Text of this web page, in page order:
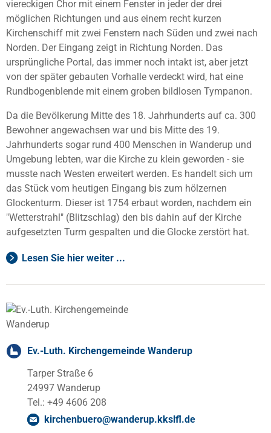
viereckigen Chor mit einem Fenster in jeder der drei
möglichen Richtungen und aus einem recht kurzen
Kirchenschiff mit zwei Fenstern nach Süden und zwei nach
Norden. Der Eingang zeigt in Richtung Norden. Das
ursprüngliche Portal, das immer noch intakt ist, aber jetzt
von der später gebauten Vorhalle verdeckt wird, hat eine
Rundbogenblende mit einem groben bildlosen Tympanon.
Da die Bevölkerung Mitte des 18. Jahrhunderts auf ca. 300
Bewohner angewachsen war und bis Mitte des 19.
Jahrhunderts sogar rund 400 Menschen in Wanderup und
Umgebung lebten, war die Kirche zu klein geworden - sie
musste nach Westen erweitert werden. Es handelt sich um
das Stück vom heutigen Eingang bis zum hölzernen
Glockenturm. Dieser ist 1754 erbaut worden, nachdem ein
"Wetterstrahl" (Blitzschlag) den bis dahin auf der Kirche
aufgesetzten Turm gespalten und die Glocke zerstört hat.
Lesen Sie hier weiter ...
Ev.-Luth. Kirchengemeinde Wanderup
Tarper Straße 6
24997 Wanderup
Tel.: +49 4606 208
kirchenbuero@wanderup.kkslfl.de